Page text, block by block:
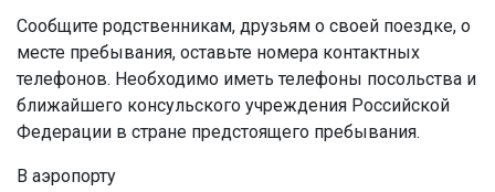
Сообщите родственникам, друзьям о своей поездке, о
месте пребывания, оставьте номера контактных
телефонов. Необходимо иметь телефоны посольства и
ближайшего консульского учреждения Российской
Федерации в стране предстоящего пребывания.
В аэропорту